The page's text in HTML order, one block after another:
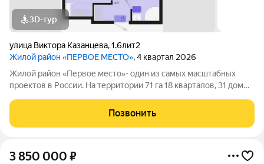
3D-тур
улица Виктора Казанцева,1.6лит2
Жилой район «ПЕРВОЕ МЕСТО», 4 квартал 2026
Жилой район «Первое место»- один из самых масштабных
проектов в России. На территории 71 га 18 кварталов, 31 дом
га, храмовый комплекс, пешеходный бульвар «Круг семьи»,
детские и спортивные
Позвонить
3 850 000 ₽